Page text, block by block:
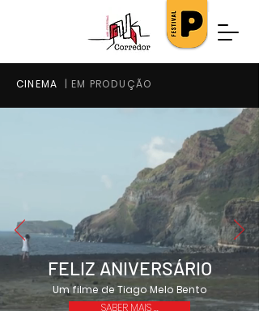
CINEMA | EM PRODUÇÃO
FELIZ ANIVERSÁRIO
Um filme de Tiago Melo Bento
SABER MAIS ...